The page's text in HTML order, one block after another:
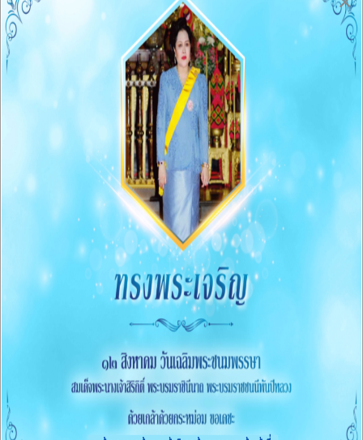
Q&A Webbroad
O4 ข่าวประชาสัมพันธ์
การบริหารงานและงบประมาณ
05 แผนยุทธศาสตร์หรือแผนพัฒนาหน่วยงาน
O6 แผนและความก้าวหน้าในการดำเนินงานและการใช้จ่าย
งบประมาณประจำปี
O7 รายงานผลการดำเนินงานประจำปี
O8 คู่มือหรือแนวทางการปฏิบัติงานของเจ้าหน้าที่
O9 คู่มือหรือแนวทางการขอรับบริการสำหรับผู้รับบริการ
หรือผู้มาติดต่อ
O10 ระบบการให้บริการผ่านช่องทางออนไลน์(E-Service)
ข้อมูลสถิติการให้บริการ
การจัดซื้อจัดจ้าง
011 สรุปผลการจัดซื้้อจัดจ้างหรือการจัดหาพัสดุรายเดือน
ประจำปีงบประมาณ พ.ศ.2569 (แบบ สขร.1)
012 รายงานสรุปผลการจัดซื้อจัดจ้างหรือการจัดหาพัสดุ
ของหน่วยงาน ประจำปีงบประมาณ พ.ศ.2568